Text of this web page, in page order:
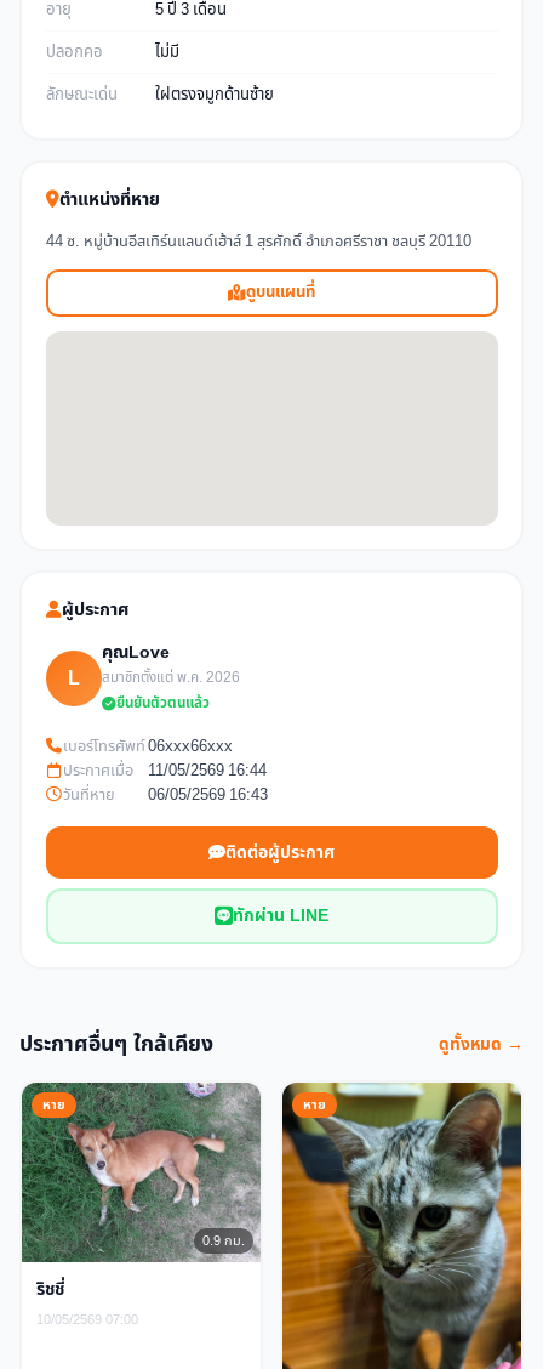
อายุ
5 ปี 3 เดือน
ปลอกคอ
ไม่มี
ลักษณะเด่น
ใฝตรงจมูกด้านซ้าย
ตำแหน่งที่หาย
44 ซ. หมู่บ้านอีสเทิร์นแลนด์เฮ้าส์ 1 สุรศักดิ์ อำเภอศรีราชา ชลบุรี 20110
ดูบนแผนที่
ผู้ประกาศ
L
คุณLove
สมาชิกตั้งแต่ พ.ค. 2026
ยืนยันตัวตนแล้ว
เบอร์โทรศัพท์06xxx66xxx
ประกาศเมื่อ
11/05/2569 16:44
วันที่หาย
06/05/2569 16:43
ติดต่อผู้ประกาศ
ทักผ่าน LINE
ประกาศอื่นๆ ใกล้เคียง ดูทั้งหมด →
หาย
0.9 กม.
ริชชี่
10/05/2569 07:00
หาย